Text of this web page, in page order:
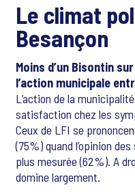
Le climat
Besançon
Moins d’un Bisontin
l’action municipale
L’action de la
satisfaction chez les
Ceux de LFI se
(75%) quand l’opinion
plus mesurée (62%). A
domine largement.